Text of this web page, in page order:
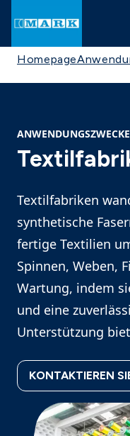
Homepage
ANWENDUNGSZWECKE
Textilfabriken
synthetische
fertige Textilien
Spinnen, Weben,
Wartung, indem
und eine
Unterstützung
KONTAKTIEREN